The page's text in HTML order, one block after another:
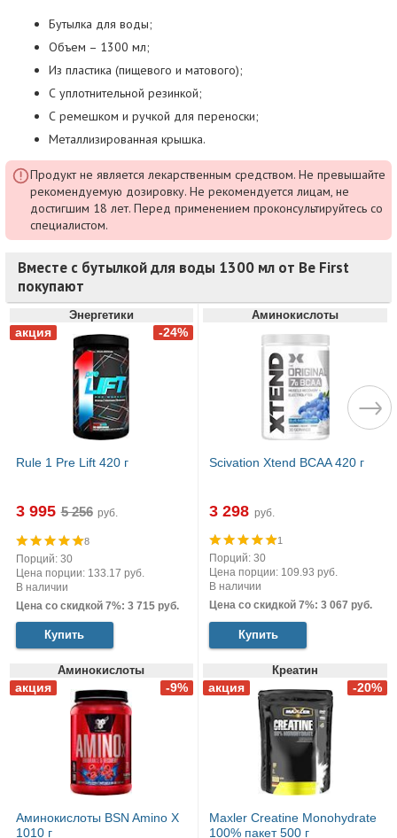
Бутылка для воды;
Объем – 1300 мл;
Из пластика (пищевого и матового);
С уплотнительной резинкой;
С ремешком и ручкой для переноски;
Металлизированная крышка.
Продукт не является лекарственным средством. Не превышайте
рекомендуемую дозировку. Не рекомендуется лицам, не
достигшим 18 лет. Перед применением проконсультируйтесь со
специалистом.
Вместе с бутылкой для воды 1300 мл от Be First
покупают
Энергетики
Rule 1 Pre Lift 420 г
3 995 руб.
8
Порций: 30
Цена порции: 133.17 руб.
В наличии
Цена со скидкой 7%: 3 715 руб.
Купить
Аминокислоты
Scivation Xtend BCAA 420 г
3 298 руб.
1
Порций: 30
Цена порции: 109.93 руб.
В наличии
Цена со скидкой 7%: 3 067 руб.
Купить
Аминокислоты
Аминокислоты BSN Amino X
1010 г
Креатин
Maxler Creatine Monohydrate
100% пакет 500 г